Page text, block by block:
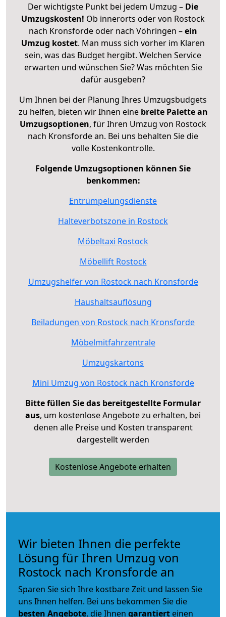
Der wichtigste Punkt bei jedem Umzug – Die
Umzugskosten! Ob innerorts oder von Rostock
nach Kronsforde oder nach Vöhringen –ein
Umzug kostet. Man muss sich vorher im Klaren
sein, was das Budget hergibt. Welchen Service
erwarten und wünschen Sie? Was möchten Sie
dafür ausgeben?
Um Ihnen bei der Planung Ihres Umzugsbudgets
zu helfen, bieten wir Ihnen eine breite Palette an
Umzugsoptionen, für Ihren Umzug von Rostock
nach Kronsforde an. Bei uns behalten Sie die
volle Kostenkontrolle.
Folgende Umzugsoptionen können Sie
benkommen:
Entrümpelungsdienste
Halteverbotszone in Rostock
Möbeltaxi Rostock
Möbellift Rostock
Umzugshelfer von Rostock nach Kronsforde
Haushaltsauflösung
Beiladungen von Rostock nach Kronsforde
Möbelmitfahrzentrale
Umzugskartons
Mini Umzug von Rostock nach Kronsforde
Bitte füllen Sie das bereitgestellte Formular
aus, um kostenlose Angebote zu erhalten, bei
denen alle Preise und Kosten transparent
dargestellt werden
Kostenlose Angebote erhalten
Wir bieten Ihnen die perfekte
Lösung für Ihren Umzug von
Rostock nach Kronsforde an
Sparen Sie sich Ihre kostbare Zeit und lassen Sie
uns Ihnen helfen. Bei uns bekommen Sie die
besten Angebote, die Ihnen garantiert einen